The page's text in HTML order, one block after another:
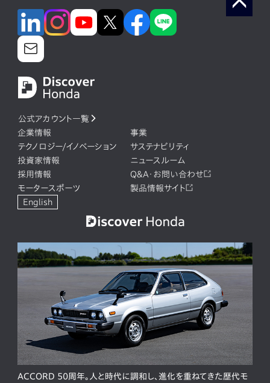
公式アカウント一覧
企業情報
事業
テクノロジー/イノベーション
サステナビリティ
投資家情報
ニュースルーム
採用情報
Q&A・お問い合わせ
モータースポーツ
製品情報サイト
English
ACCORD 50周年。人と時代に調和し、進化を重ねてきた歴代モ